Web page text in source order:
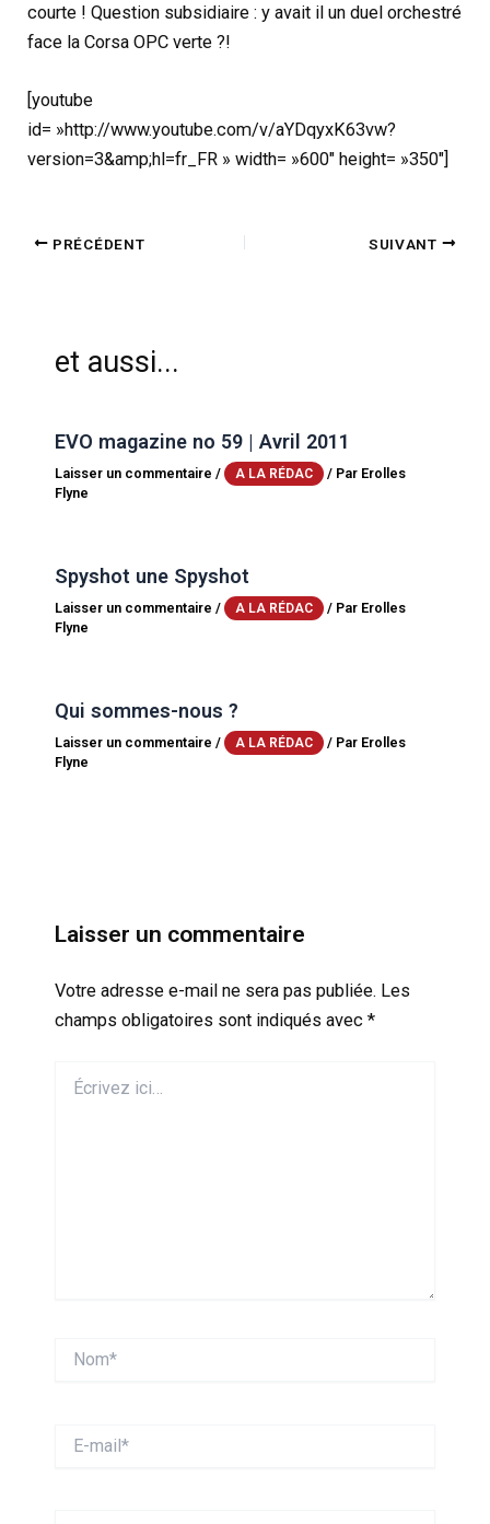
courte ! Question subsidiaire : y avait il un duel orchestré
face la Corsa OPC verte ?!
[youtube
id= »http://www.youtube.com/v/aYDqyxK63vw?
version=3&amp;hl=fr_FR » width= »600″ height= »350″]
PRÉCÉDENT SUIVANT
et aussi...
EVO magazine no 59 | Avril 2011
Laisser un commentaire / A LA RÉDAC / Par Erolles
Flyne
Spyshot une Spyshot
Laisser un commentaire / A LA RÉDAC / Par Erolles
Flyne
Qui sommes-nous ?
Laisser un commentaire / A LA RÉDAC / Par Erolles
Flyne
Laisser un commentaire
Votre adresse e-mail ne sera pas publiée. Les
champs obligatoires sont indiqués avec *
ici…
mail*